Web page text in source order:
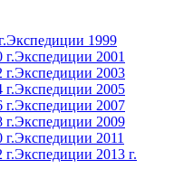
Экспедиции 1999
г.Экспедиции 2001
г.Экспедиции 2003
г.Экспедиции 2005
г.Экспедиции 2007
г.Экспедиции 2009
г.Экспедиции 2011
г.Экспедиции 2013 г.